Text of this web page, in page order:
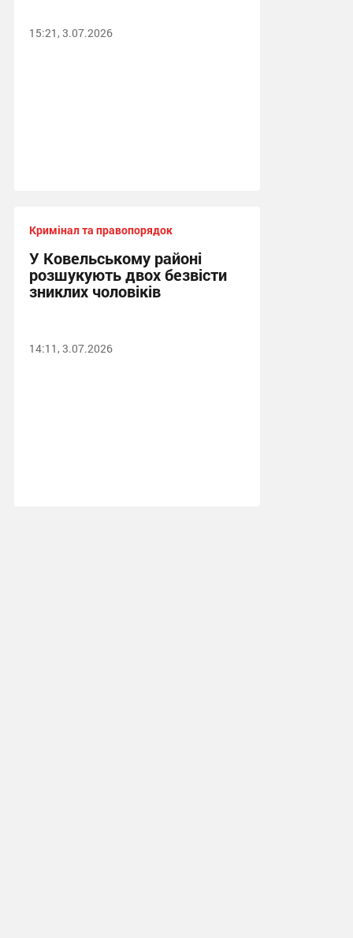
15:21, 3.07.2026
Кримінал та правопорядок
У Ковельському районі
розшукують двох безвісти
зниклих чоловіків
14:11, 3.07.2026